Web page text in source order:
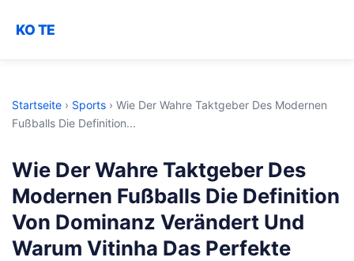
KO TE
Startseite › Sports › Wie Der Wahre Taktgeber Des Modernen
Fußballs Die Definition...
Wie Der Wahre Taktgeber Des
Modernen Fußballs Die Definition
Von Dominanz Verändert Und
Warum Vitinha Das Perfekte